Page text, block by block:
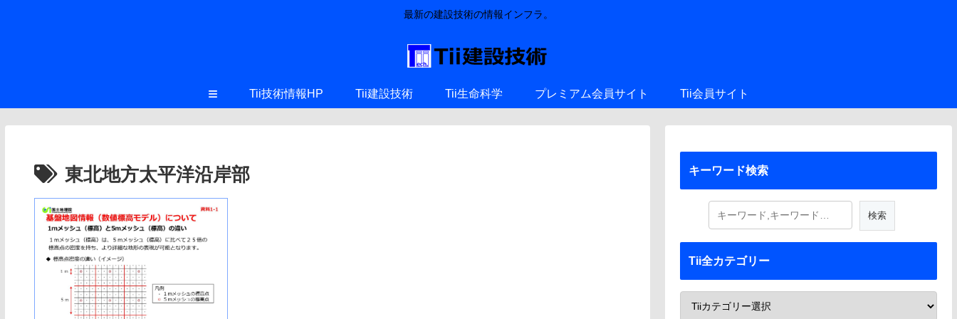
最新の建設技術の情報インフラ。
≡ Tii技術情報HP Tii建設技術 Tii生命科学 プレミアム会員サイト Tii会員サイト
東北地方太平洋沿岸部 キーワード検索
Tii全カテゴリー